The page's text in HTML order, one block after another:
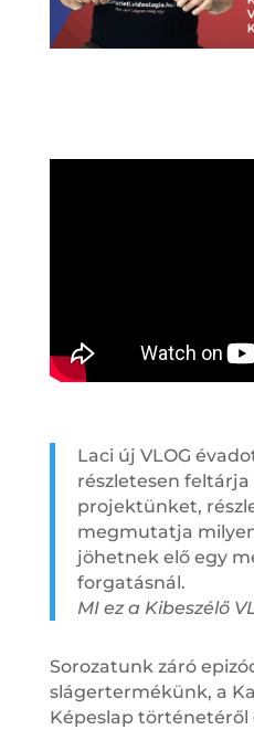
Laci új VLOG
részletesen feltárja
projektünket,
megmutatja
jöhetnek elő egy
forgatásnál.
MI ez a Kibeszélő
Sorozatunk záró
slágertermékünk, a
Képeslap történetéről